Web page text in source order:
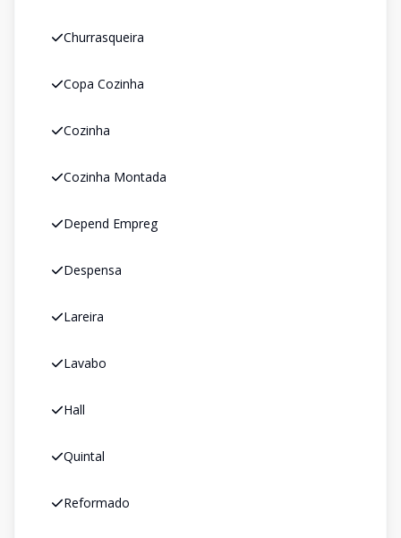
Churrasqueira
Copa Cozinha
Cozinha
Cozinha Montada
Depend Empreg
Despensa
Lareira
Lavabo
Hall
Quintal
Reformado